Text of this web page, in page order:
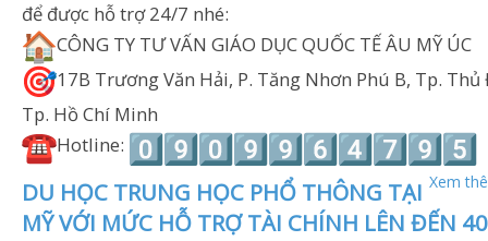
để được hỗ trợ 24/7 nhé:
CÔNG TY TƯ VẤN GIÁO DỤC QUỐC TẾ ÂU MỸ ÚC
17B Trương Văn Hải, P. Tăng Nhơn Phú B, Tp. Thủ
Tp. Hồ Chí Minh
Hotline:
Xem
DU HỌC TRUNG HỌC PHỔ THÔNG TẠI
MỸ VỚI MỨC HỖ TRỢ TÀI CHÍNH LÊN ĐẾN